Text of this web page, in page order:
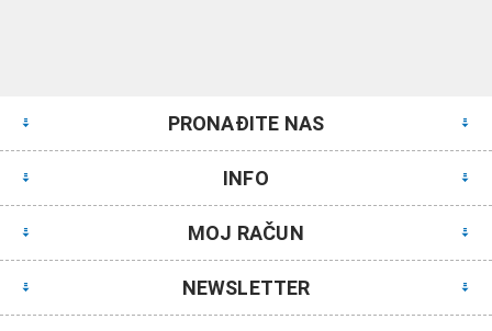
PRONAĐITE NAS
INFO
MOJ RAČUN
NEWSLETTER